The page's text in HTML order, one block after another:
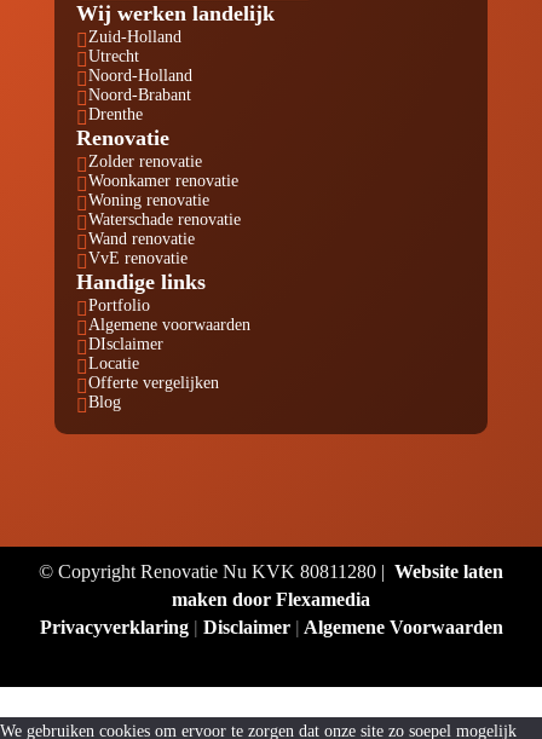
Wij werken landelijk
Zuid-Holland
Utrecht
Noord-Holland
Noord-Brabant
Drenthe
Renovatie
 Zolder renovatie
 Woonkamer renovatie
 Woning renovatie
 Waterschade renovatie
 Wand renovatie
 VvE renovatie
Handige links
 Portfolio
 Algemene voorwaarden
 DIsclaimer
 Locatie
 Offerte vergelijken
 Blog
© Copyright Renovatie Nu KVK 80811280 | Website laten
maken door Flexamedia
Privacyverklaring| Disclaimer| Algemene Voorwaarden
We gebruiken cookies om ervoor te zorgen dat onze site zo soepel mogelijk